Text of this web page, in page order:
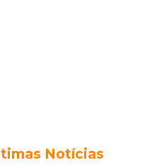
Notícias